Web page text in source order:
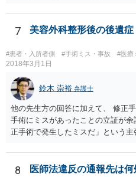
ネガティブな評価を付けられるの
してはいかがでしょうか。 代理人
ちまちです。 弊所の場合、交渉を
7 美容外科整形後の後遺症
#患者・入所者側 #手術ミス・事故 #医療
2018年3月1日
鈴木 崇裕 弁護士
他の先生方の回答に加えて、 修正
手術にミスがあったことの立証が
正手術で発生したミスだ」という
検討なさっているのであれば、修
して対応を決めることを強くお勧め
8 医師法違反の通報先は